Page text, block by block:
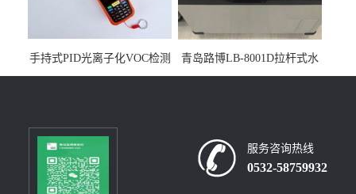
手持式PID光离子化VOC检测
仪（挥发性有机物设备）
青岛路博LB-8001D拉杆式水
质采样器
服务咨询热线
0532-58759932